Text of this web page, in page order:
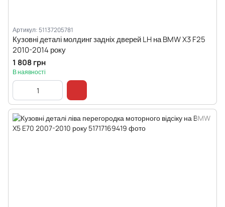
Артикул: 51137205781
Кузовні деталі молдинг задніх дверей LH на BMW X3 F25
2010-2014 року
1 808 грн
В наявності